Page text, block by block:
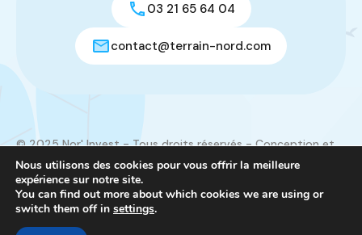
03 21 65 64 04
contact@terrain-nord.com
© 2025 Nor' Invest - Tous droits réservés - Conception et
réalisation du site :Créamorphose
Mentions légales
Nous utilisons des cookies pour vous offrir la meilleure
expérience sur notre site.
You can find out more about which cookies we are using or
switch them off in settings.